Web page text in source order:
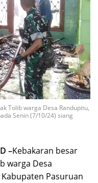
Tolib warga Desa Randupitu,
Senin (7/10/24) siang
–Kebakaran besar
warga Desa
Pasuruan